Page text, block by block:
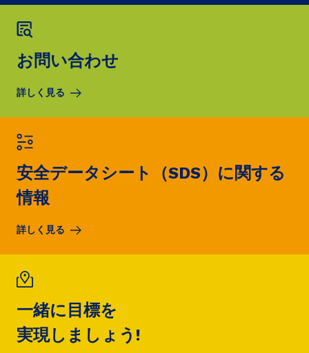
お問い合わせ
詳しく見る
安全データシート（SDS）に関する
情報
詳しく見る
一緒に目標を
実現しましょう!